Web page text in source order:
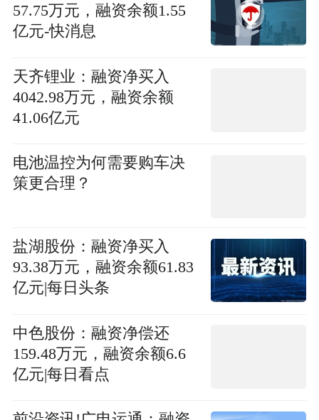
57.75万元，融资余额1.55
亿元-快消息
天齐锂业：融资净买入
4042.98万元，融资余额
41.06亿元
电池温控为何需要购车决
策更合理？
盐湖股份：融资净买入
93.38万元，融资余额61.83
亿元|每日头条
中色股份：融资净偿还
159.48万元，融资余额6.6
亿元|每日看点